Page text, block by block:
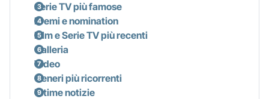
Serie TV più famose
Premi e nomination
Film e Serie TV più recenti
Galleria
Video
Generi più ricorrenti
Ultime notizie